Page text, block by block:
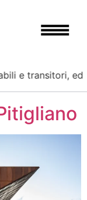
e transitori,